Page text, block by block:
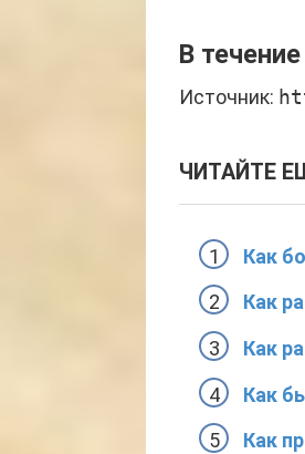
В
Источник:
ЧИТАЙТЕ
Как
Как
Как
Как
Как